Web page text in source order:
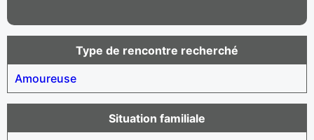
Type de rencontre recherché
Amoureuse
Situation familiale